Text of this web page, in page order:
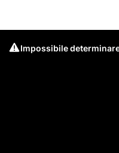
Impossibile